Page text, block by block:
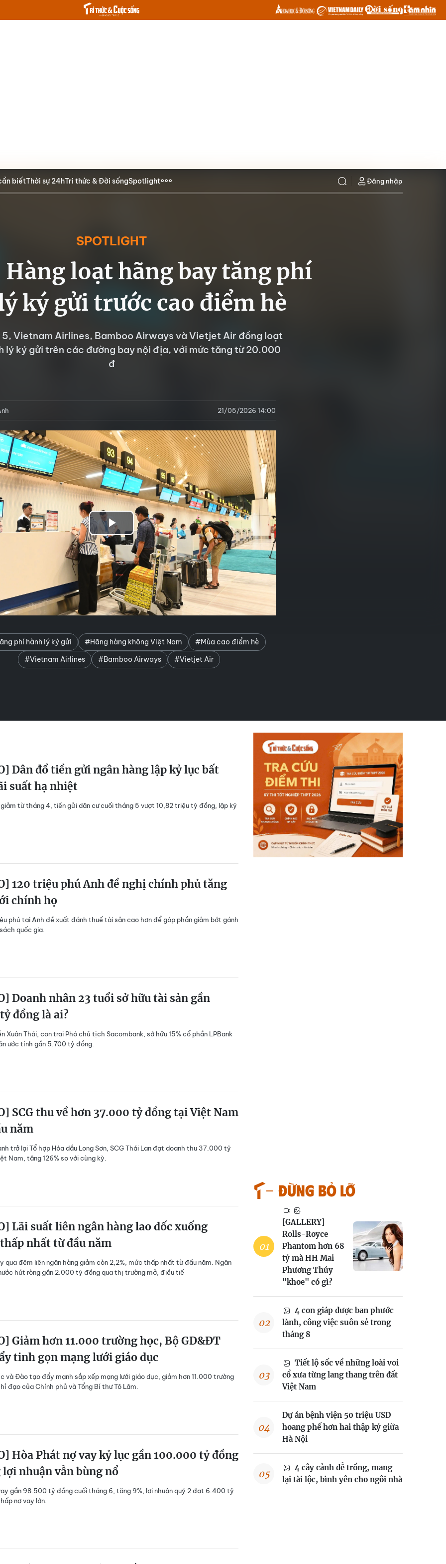
biếtThời sự 24hTri thức & Đời sốngSpotlight Đăng nhập
SPOTLIGHT
loạt hãng bay tăng phí
ký gửi trước cao điểm hè
5, Vietnam Airlines, Bamboo Airways và Vietjet Air đồng loạt
lý ký gửi trên các đường bay nội địa, với mức tăng từ 20.000
đ
21/05/2026 14:00
Play
Video
phí hành lý ký gửi #Hãng hàng không Việt Nam
#Mùa cao điểm hè
#Vietnam Airlines
#Bamboo Airways #Vietjet Air
Dân đổ tiền gửi ngân hàng lập kỷ lục bất
suất hạ nhiệt
từ tháng 4, tiền gửi dân cư cuối tháng 5 vượt 10,82 triệu tỷ đồng, lập kỷ
120 triệu phú Anh đề nghị chính phủ tăng
chính họ
phú tại Anh đề xuất đánh thuế tài sản cao hơn để góp phần giảm bớt gánh
quốc gia.
Doanh nhân 23 tuổi sở hữu tài sản gần
đồng là ai?
Xuân Thái, con trai Phó chủ tịch Sacombank, sở hữu 15% cổ phần LPBank
ước tính gần 5.700 tỷ đồng.
SCG thu về hơn 37.000 tỷ đồng tại Việt Nam
năm
trở lại Tổ hợp Hóa dầu Long Sơn, SCG Thái Lan đạt doanh thu 37.000 tỷ
Nam, tăng 126% so với cùng kỳ.
Lãi suất liên ngân hàng lao dốc xuống
nhất từ đầu năm
qua đêm liên ngân hàng giảm còn 2,2%, mức thấp nhất từ đầu năm. Ngân
hút ròng gần 2.000 tỷ đồng qua thị trường mở, điều tiế
Giảm hơn 11.000 trường học, Bộ GD&ĐT
tinh gọn mạng lưới giáo dục
và Đào tạo đẩy mạnh sắp xếp mạng lưới giáo dục, giảm hơn 11.000 trường
đạo của Chính phủ và Tổng Bí thư Tô Lâm.
Hòa Phát nợ vay kỷ lục gần 100.000 tỷ đồng
nhuận vẫn bùng nổ
gần 98.500 tỷ đồng cuối tháng 6, tăng 9%, lợi nhuận quý 2 đạt 6.400 tỷ
nợ vay lớn.
Đừng bỏ lỡ
[GALLERY]
Rolls-Royce
Phantom hơn 68
tỷ mà HH Mai
Phương Thúy
"khoe" có gì?
4 con giáp được ban phước
lành, công việc suôn sẻ trong
tháng 8
Tiết lộ sốc về những loài voi
cổ xưa từng lang thang trên đất
Việt Nam
Dự án bệnh viện 50 triệu USD
hoang phế hơn hai thập kỷ giữa
Hà Nội
4 cây cảnh dễ trồng, mang
lại tài lộc, bình yên cho ngôi nhà